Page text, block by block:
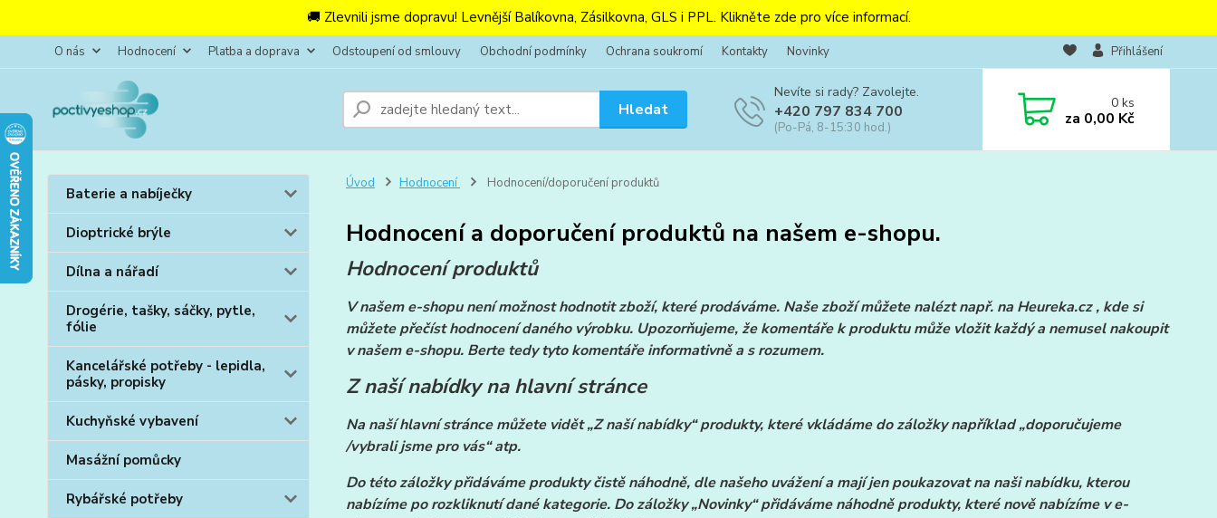
🚚 Zlevnili jsme dopravu! Levnější Balíkovna, Zásilkovna, GLS i PPL. Klikněte zde pro více informací.
O nás Hodnocení Platba a doprava Odstoupení od smlouvy Obchodní podmínky Ochrana soukromí Kontakty Novinky Přihlášení
Hledat
Nevíte si rady? Zavolejte.
+420 797 834 700
(Po-Pá, 8-15:30 hod.)
0ks
za 0,00 Kč
Baterie a nabíječky
Dioptrické brýle
Dílna a nářadí
Drogérie, tašky, sáčky, pytle,
fólie
Kancelářské potřeby - lepidla,
pásky, propisky
Kuchyňské vybavení
Masážní pomůcky
Rybářské potřeby
Úvod Hodnocení Hodnocení/doporučení produktů
Hodnocení a doporučení produktů na našem e-shopu.
Hodnocení produktů
V našem e-shopu není možnost hodnotit zboží, které prodáváme. Naše zboží můžete nalézt např. na Heureka.cz , kde si
můžete přečíst hodnocení daného výrobku. Upozorňujeme, že komentáře k produktu může vložit každý a nemusel nakoupit
v našem e-shopu. Berte tedy tyto komentáře informativně a s rozumem.
Z naší nabídky na hlavní stránce
Na naší hlavní stránce můžete vidět „Z naší nabídky“ produkty, které vkládáme do záložky například „doporučujeme
/vybrali jsme pro vás“ atp.
Do této záložky přidáváme produkty čistě náhodně, dle našeho uvážení a mají jen poukazovat na naši nabídku, kterou
nabízíme po rozkliknutí dané kategorie. Do záložky „Novinky“ přidáváme náhodně produkty, které nově nabízíme v e-